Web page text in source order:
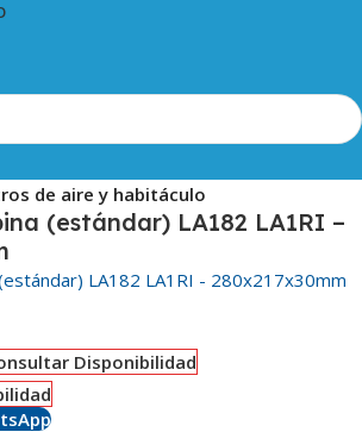
de aire y habitáculo
(estándar) LA182 LA1RI –
Disponibilidad